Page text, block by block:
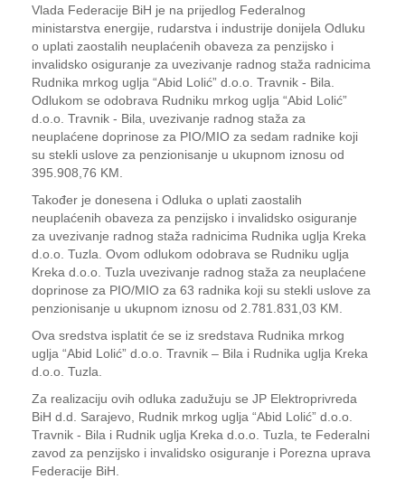
Vlada Federacije BiH je na prijedlog Federalnog
ministarstva energije, rudarstva i industrije donijela Odluku
o uplati zaostalih neuplaćenih obaveza za penzijsko i
invalidsko osiguranje za uvezivanje radnog staža radnicima
Rudnika mrkog uglja “Abid Lolić” d.o.o. Travnik - Bila.
Odlukom se odobrava Rudniku mrkog uglja “Abid Lolić”
d.o.o. Travnik - Bila, uvezivanje radnog staža za
neuplaćene doprinose za PIO/MIO za sedam radnike koji
su stekli uslove za penzionisanje u ukupnom iznosu od
395.908,76 KM.
Također je donesena i Odluka o uplati zaostalih
neuplaćenih obaveza za penzijsko i invalidsko osiguranje
za uvezivanje radnog staža radnicima Rudnika uglja Kreka
d.o.o. Tuzla. Ovom odlukom odobrava se Rudniku uglja
Kreka d.o.o. Tuzla uvezivanje radnog staža za neuplaćene
doprinose za PIO/MIO za 63 radnika koji su stekli uslove za
penzionisanje u ukupnom iznosu od 2.781.831,03 KM.
Ova sredstva isplatit će se iz sredstava Rudnika mrkog
uglja “Abid Lolić” d.o.o. Travnik – Bila i Rudnika uglja Kreka
d.o.o. Tuzla.
Za realizaciju ovih odluka zadužuju se JP Elektroprivreda
BiH d.d. Sarajevo, Rudnik mrkog uglja “Abid Lolić” d.o.o.
Travnik - Bila i Rudnik uglja Kreka d.o.o. Tuzla, te Federalni
zavod za penzijsko i invalidsko osiguranje i Porezna uprava
Federacije BiH.